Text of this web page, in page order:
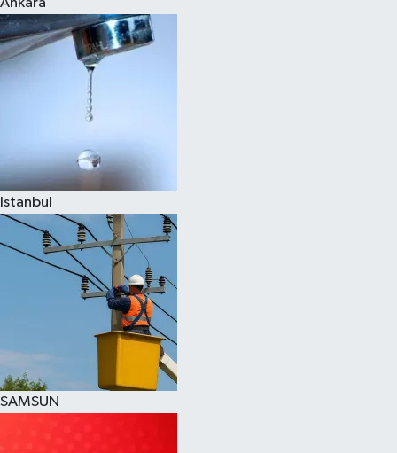
Istanbul
SAMSUN